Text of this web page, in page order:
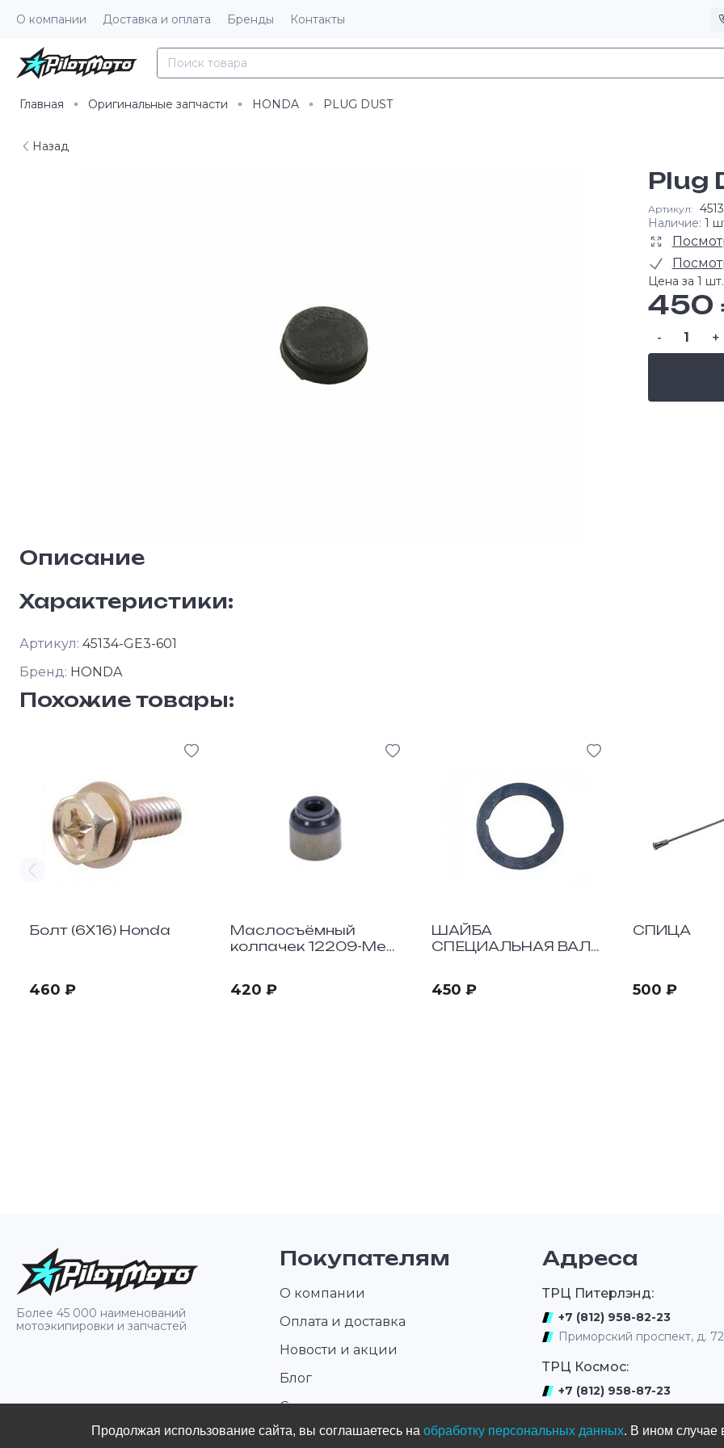
О компании Доставка и оплата Бренды Контакты
Главная Оригинальные запчасти HONDA PLUG DUST
Назад
Описание
Характеристики:
Артикул: 45134-GE3-601
Бренд: HONDA
Plug
Артикул:
Наличие: 1
Цена за 1
450
- +
Похожие товары:
Болт (6X16) Honda
460 ₽
Маслосъёмный
колпачек 12209-Mee-
420 ₽
ШАЙБА
СПЕЦИАЛЬНАЯ ВАЛА
450 ₽
СПИЦА
500 ₽
Более 45 000 наименований
мотоэкипировки и запчастей
Покупателям
О компании
Оплата и доставка
Новости и акции
Блог
Стать дилером
Контакты
Адреса
ТРЦ Питерлэнд:
+7 (812) 958-82-23
Приморский проспект, д. 72
ТРЦ Космос:
+7 (812) 958-87-23
ул. Нахимова
Продолжая использование сайта, вы соглашаетесь на обработку персональных данных. В ином случае